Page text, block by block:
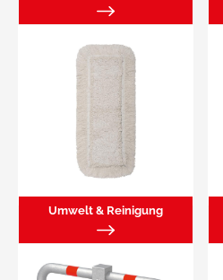
Umwelt & Reinigung